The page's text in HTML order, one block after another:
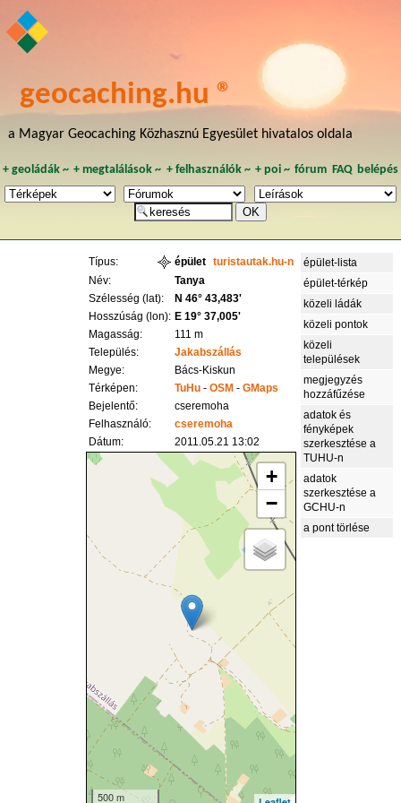
geocaching.hu ®
a Magyar Geocaching Közhasznú Egyesület hivatalos oldala
+ geoládák~ +megtalálások ~ + felhasználók~ + poi~ fórum FAQ belépés
Típus: épület
turistautak.hu-n
Név:
Tanya
Szélesség (lat):
N 46° 43,483'
Hosszúság (lon): E 19° 37,005'
Magasság:
111 m
Település:
Jakabszállás
Megye:
Bács-Kiskun
Térképen:
TuHu -OSM -GMaps
Bejelentő:
cseremoha
Felhasználó:
cseremoha
Dátum:
2011.05.21 13:02
+
−
500 m
épület-lista
épület-térkép
közeli ládák
közeli pontok
közeli
települések
megjegyzés
hozzáfűzése
adatok és
fényképek
szerkesztése a
TUHU-n
adatok
szerkesztése a
GCHU-n
a pont törlése